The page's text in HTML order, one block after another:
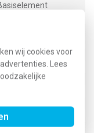
wij cookies voor
Lees
Ampère (A)
0 - 1 - 2 - 3